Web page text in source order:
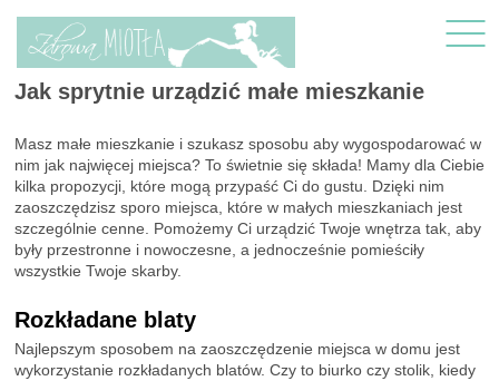
Jak sprytnie urządzić małe mieszkanie
Masz małe mieszkanie i szukasz sposobu aby wygospodarować w
nim jak najwięcej miejsca? To świetnie się składa! Mamy dla Ciebie
kilka propozycji, które mogą przypaść Ci do gustu. Dzięki nim
zaoszczędzisz sporo miejsca, które w małych mieszkaniach jest
szczególnie cenne. Pomożemy Ci urządzić Twoje wnętrza tak, aby
były przestronne i nowoczesne, a jednocześnie pomieściły
wszystkie Twoje skarby.
Rozkładane blaty
Najlepszym sposobem na zaoszczędzenie miejsca w domu jest
wykorzystanie rozkładanych blatów. Czy to biurko czy stolik, kiedy